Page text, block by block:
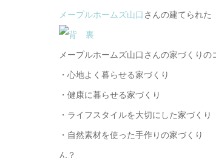
メープルホームズ山口 さんの建てられ
メープルホームズ山口さんの家づくりの
・心地よく暮らせる家づくり
・健康に暮らせる家づくり
・ライフスタイルを大切にした家づくり
・自然素材を使った手作りの家づくり
ん？